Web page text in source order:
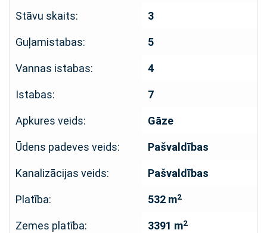
Stāvu skaits: 3
Guļamistabas: 5
Vannas istabas: 4
Istabas: 7
Apkures veids: Gāze
Ūdens padeves veids: Pašvaldības
Kanalizācijas veids: Pašvaldības
Platība: 532 m2
Zemes platība: 3391 m2